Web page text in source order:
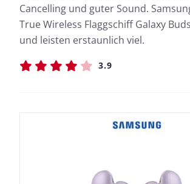
Cancelling und guter Sound.
True Wireless Flaggschiff Galaxy
und leisten erstaunlich viel.
3.9